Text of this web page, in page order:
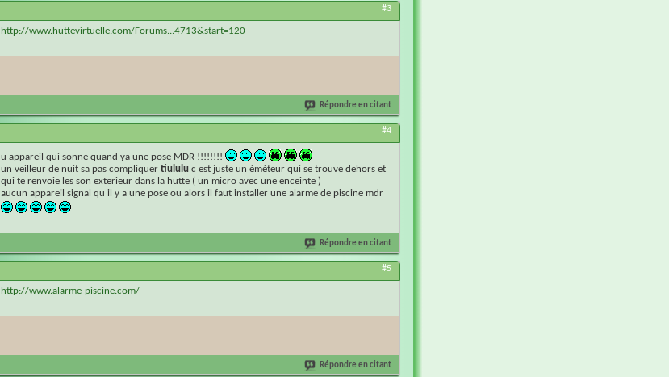
#3
http://www.huttevirtuelle.com/Forums...4713&start=120
Répondre en citant
#4
u appareil qui sonne quand ya une pose MDR !!!!!!!!
un veilleur de nuit sa pas compliquer tiululu c est juste un éméteur qui se trouve dehors et
qui te renvoie les son exterieur dans la hutte ( un micro avec une enceinte )
aucun appareil signal qu il y a une pose ou alors il faut installer une alarme de piscine mdr
Répondre en citant
#5
http://www.alarme-piscine.com/
Répondre en citant